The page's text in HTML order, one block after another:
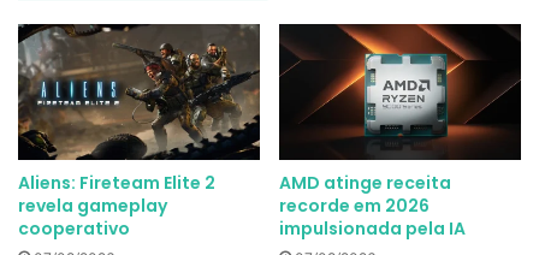
Aliens: Fireteam Elite 2
revela gameplay
cooperativo
AMD atinge receita
recorde em 2026
impulsionada pela IA